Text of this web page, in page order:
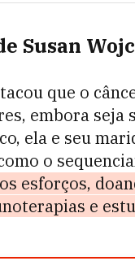
Susan
que o
embora seja
ela e seu
o
esforços,
e